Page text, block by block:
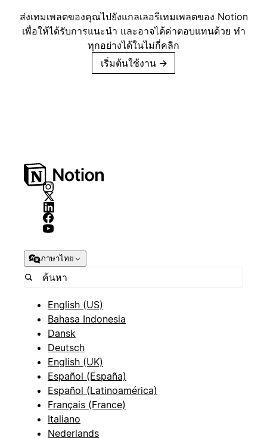
ส่งเทมเพลตของคุณไปยังแกลเลอรีเทมเพลตของ Notion
เพื่อให้ได้รับการแนะนำ และอาจได้ค่าตอบแทนด้วย ทำ
ทุกอย่างได้ในไม่กี่คลิก
เริ่มต้นใช้งาน →
ภาษาไทย
English (US)
Bahasa Indonesia
Dansk
Deutsch
English (UK)
Español (España)
Español (Latinoamérica)
Français (France)
Italiano
Nederlands